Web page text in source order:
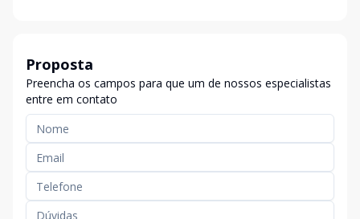
Proposta
Preencha os campos para que um de nossos especialistas
entre em contato